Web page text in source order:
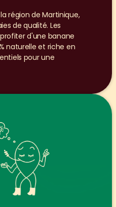
région de Martinique,
de qualité. Les
d'une banane
naturelle et riche en
pour une